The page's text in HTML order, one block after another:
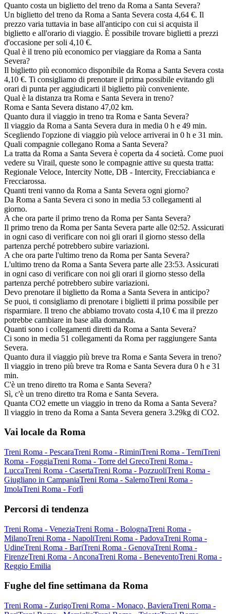
Quanto costa un biglietto del treno da Roma a Santa Severa?
Un biglietto del treno da Roma a Santa Severa costa 4,64 €. Il
prezzo varia tuttavia in base all'anticipo con cui si acquista il
biglietto e all'orario di viaggio. È possibile trovare biglietti a prezzi
d'occasione per soli 4,10 €.
Qual è il treno più economico per viaggiare da Roma a Santa
Severa?
Il biglietto più economico disponibile da Roma a Santa Severa costa
4,10 €. Ti consigliamo di prenotare il prima possibile evitando gli
orari di punta per aggiudicarti il biglietto più conveniente.
Qual è la distanza tra Roma e Santa Severa in treno?
Roma e Santa Severa distano 47,02 km.
Quanto dura il viaggio in treno tra Roma e Santa Severa?
Il viaggio da Roma a Santa Severa dura in media 0 h e 49 min.
Scegliendo l'opzione di viaggio più veloce arriverai in 0 h e 31 min.
Quali compagnie collegano Roma a Santa Severa?
La tratta da Roma a Santa Severa è coperta da 4 società. Come puoi
vedere su Virail, queste sono le compagnie attive su questa tratta:
Regionale Veloce, Intercity Notte, DB - Intercity, Frecciabianca e
Frecciarossa.
Quanti treni vanno da Roma a Santa Severa ogni giorno?
Da Roma a Santa Severa ci sono in media 53 collegamenti al
giorno.
A che ora parte il primo treno da Roma per Santa Severa?
Il primo treno da Roma per Santa Severa parte alle 02:52. Assicurati
in ogni caso di verificare con noi gli orari il giorno stesso della
partenza perché potrebbero subire variazioni.
A che ora parte l'ultimo treno da Roma per Santa Severa?
L'ultimo treno da Roma a Santa Severa parte alle 23:53. Assicurati
in ogni caso di verificare con noi gli orari il giorno stesso della
partenza perché potrebbero subire variazioni.
Devo prenotare il biglietto da Roma a Santa Severa in anticipo?
Se puoi, ti consigliamo di prenotare i biglietti il prima possibile per
risparmiare. Il treno che abbiamo trovato costa 4,10 € ma il prezzo
potrebbe cambiare in base alla domanda.
Quanti sono i collegamenti diretti da Roma a Santa Severa?
Ci sono in media 51 collegamenti da Roma per raggiungere Santa
Severa.
Quanto dura il viaggio più breve tra Roma e Santa Severa in treno?
Il viaggio in treno più breve tra Roma e Santa Severa dura 0 h e 31
min.
C'è un treno diretto tra Roma e Santa Severa?
Sì, c'è un treno diretto tra Roma e Santa Severa.
Quanta CO2 emette un viaggio in treno da Roma a Santa Severa?
Il viaggio in treno da Roma a Santa Severa genera 3.29kg di CO2.
Vai locale da Roma
Treni Roma - PescaraTreni Roma - RiminiTreni Roma - TerniTreni
Roma - FoggiaTreni Roma - Torre del GrecoTreni Roma -
LuccaTreni Roma - CasertaTreni Roma - PozzuoliTreni Roma -
Giugliano in CampaniaTreni Roma - SalernoTreni Roma -
ImolaTreni Roma - Forlì
Percorsi di tendenza
Treni Roma - VeneziaTreni Roma - BolognaTreni Roma -
MilanoTreni Roma - NapoliTreni Roma - PadovaTreni Roma -
UdineTreni Roma - BariTreni Roma - GenovaTreni Roma -
FirenzeTreni Roma - AnconaTreni Roma - BeneventoTreni Roma -
Reggio Emilia
Fughe del fine settimana da Roma
Treni Roma - ZurigoTreni Roma - Monaco, BavieraTreni Roma -